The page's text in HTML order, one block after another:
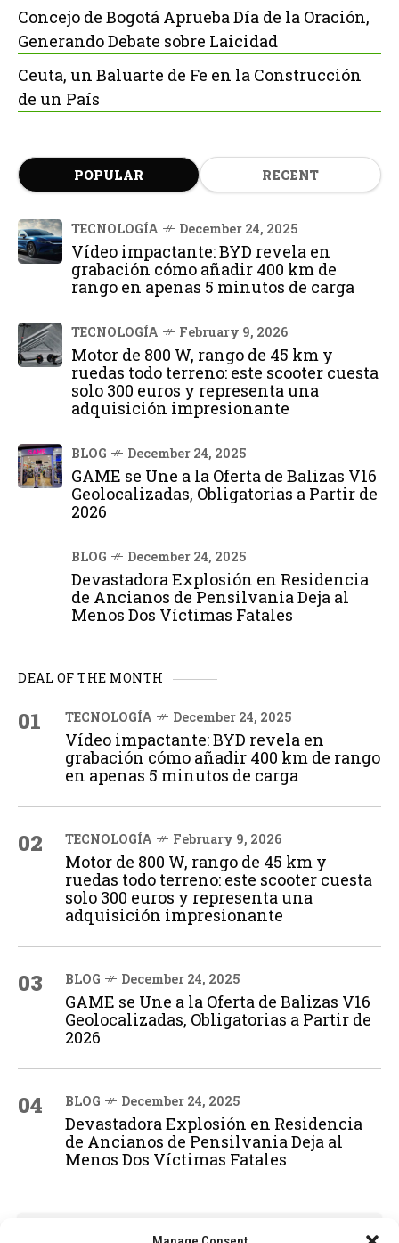
Concejo de Bogotá Aprueba Día de la Oración,
Generando Debate sobre Laicidad
Ceuta, un Baluarte de Fe en la Construcción
de un País
POPULAR RECENT
TECNOLOGÍA December 24, 2025
Vídeo impactante: BYD revela en
grabación cómo añadir 400 km de
rango en apenas 5 minutos de carga
TECNOLOGÍA February 9, 2026
Motor de 800 W, rango de 45 km y
ruedas todo terreno: este scooter cuesta
solo 300 euros y representa una
adquisición impresionante
BLOG December 24, 2025
GAME se Une a la Oferta de Balizas V16
Geolocalizadas, Obligatorias a Partir de
2026
BLOG December 24, 2025
Devastadora Explosión en Residencia
de Ancianos de Pensilvania Deja al
Menos Dos Víctimas Fatales
DEAL OF THE MONTH
01 TECNOLOGÍA December 24, 2025
Vídeo impactante: BYD revela en
grabación cómo añadir 400 km de rango
en apenas 5 minutos de carga
02 TECNOLOGÍA February 9, 2026
Motor de 800 W, rango de 45 km y
ruedas todo terreno: este scooter cuesta
solo 300 euros y representa una
adquisición impresionante
03 BLOG December 24, 2025
GAME se Une a la Oferta de Balizas V16
Geolocalizadas, Obligatorias a Partir de
2026
04 BLOG December 24, 2025
Devastadora Explosión en Residencia
de Ancianos de Pensilvania Deja al
Menos Dos Víctimas Fatales